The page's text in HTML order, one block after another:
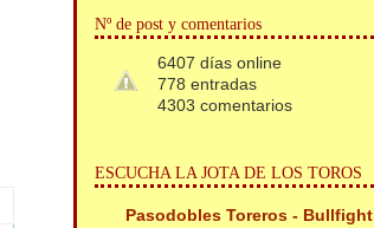
Nº de post y comentarios
6407 días online
778 entradas
4303 comentarios
ESCUCHA LA JOTA DE LOS TOROS
Pasodobles Toreros - Bullfight